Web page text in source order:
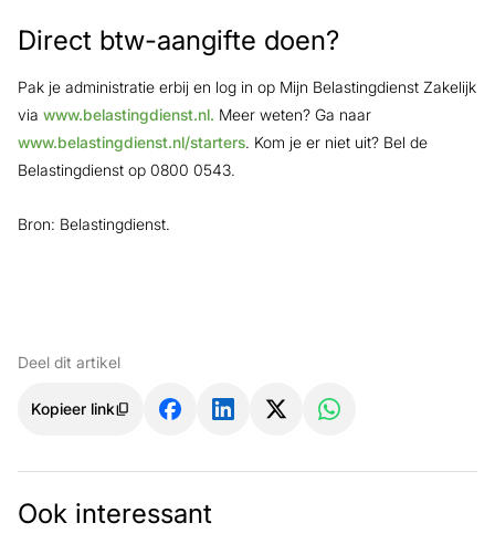
Direct btw-aangifte doen?
Pak je administratie erbij en log in op Mijn Belastingdienst Zakelijk
via www.belastingdienst.nl. Meer weten? Ga naar
www.belastingdienst.nl/starters. Kom je er niet uit? Bel de
Belastingdienst op 0800 0543.
Bron: Belastingdienst.
Deel dit artikel
Kopieer link
Ook interessant